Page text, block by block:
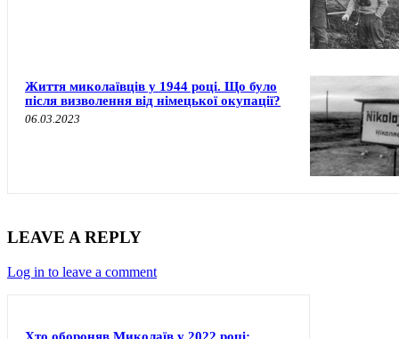
Життя миколаївців у 1944 році. Що було
після визволення від німецької окупації?
06.03.2023
LEAVE A REPLY
Log in to leave a comment